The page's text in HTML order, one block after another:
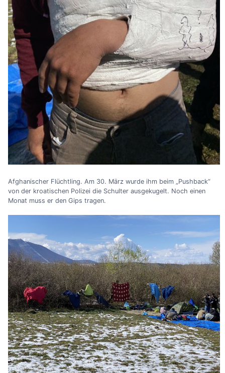
Afghanischer Flüchtling. Am 30. März wurde ihm beim „Pushback“
von der kroatischen Polizei die Schulter ausgekugelt. Noch einen
Monat muss er den Gips tragen.